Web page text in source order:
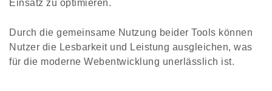
Einsatz zu optimieren.
Durch die gemeinsame Nutzung beider Tools können
Nutzer die Lesbarkeit und Leistung ausgleichen, was
für die moderne Webentwicklung unerlässlich ist.